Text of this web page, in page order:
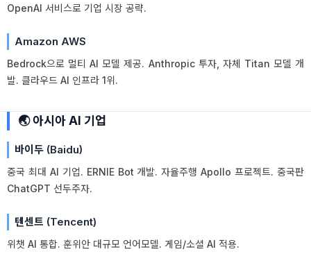
OpenAI 서비스로 기업 시장 공략.
Amazon AWS
Bedrock으로 멀티 AI 모델 제공. Anthropic 투자, 자체 Titan 모델 개
발. 클라우드 AI 인프라 1위.
🌏 아시아 AI 기업
바이두 (Baidu)
중국 최대 AI 기업. ERNIE Bot 개발. 자율주행 Apollo 프로젝트. 중국판
ChatGPT 선두주자.
텐센트 (Tencent)
위챗 AI 통합. 훈위안 대규모 언어모델. 게임/소셜 AI 적용.